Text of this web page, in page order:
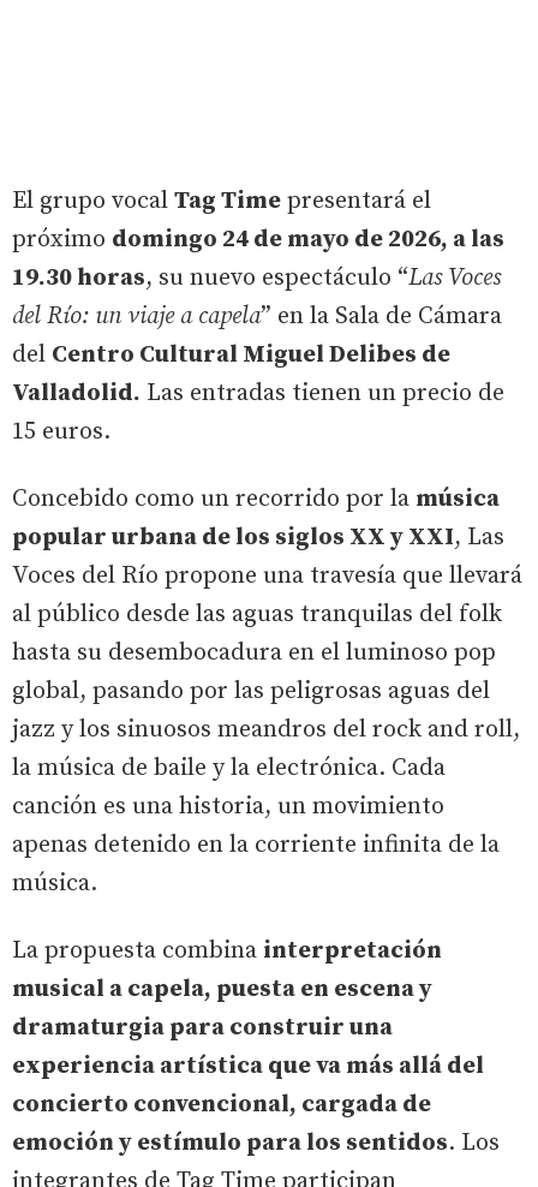
El grupo vocal Tag Time presentará el
próximo domingo 24 de mayo de 2026, a las
19.30 horas, su nuevo espectáculo “Las Voces
del Río: un viaje a capela” en la Sala de Cámara
del Centro Cultural Miguel Delibes de
Valladolid. Las entradas tienen un precio de
15 euros.
Concebido como un recorrido por la música
popular urbana de los siglos XX y XXI, Las
Voces del Río propone una travesía que llevará
al público desde las aguas tranquilas del folk
hasta su desembocadura en el luminoso pop
global, pasando por las peligrosas aguas del
jazz y los sinuosos meandros del rock and roll,
la música de baile y la electrónica. Cada
canción es una historia, un movimiento
apenas detenido en la corriente infinita de la
música.
La propuesta combina interpretación
musical a capela, puesta en escena y
dramaturgia para construir una
experiencia artística que va más allá del
concierto convencional, cargada de
emoción y estímulo para los sentidos. Los